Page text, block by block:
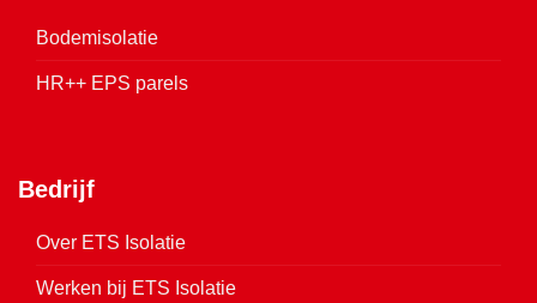
Bodemisolatie
HR++ EPS parels
Bedrijf
Over ETS Isolatie
Werken bij ETS Isolatie